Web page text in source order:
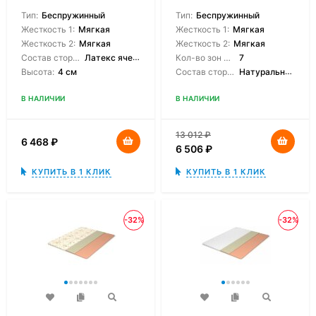
Тип: Беспружинный
Жесткость 1: Мягкая
Жесткость 2: Мягкая
Состав сторон: Латекс ячеистый
Высота: 4 см
В НАЛИЧИИ
6 468₽
КУПИТЬ В 1 КЛИК
Тип: Беспружинный
Жесткость 1: Мягкая
Жесткость 2: Мягкая
Кол-во зон жесткости:
7
Состав сторон: Натуральный латекс 7-зонный
В НАЛИЧИИ
13 012₽
6 506₽
КУПИТЬ В 1 КЛИК
-32% -32%